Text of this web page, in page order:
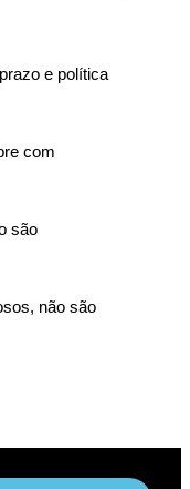
e política
com
são
não são